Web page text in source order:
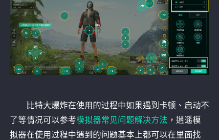
比特大爆炸在使用的过程中如果遇到卡顿、启动不
了等情况可以参考模拟器常见问题解决方法 ，逍遥模
拟器在使用过程中遇到的问题基本上都可以在里面找